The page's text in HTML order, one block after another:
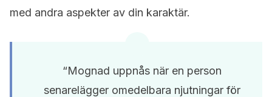
med andra aspekter av din karaktär.
“Mognad uppnås när en person
senarelägger omedelbara njutningar för